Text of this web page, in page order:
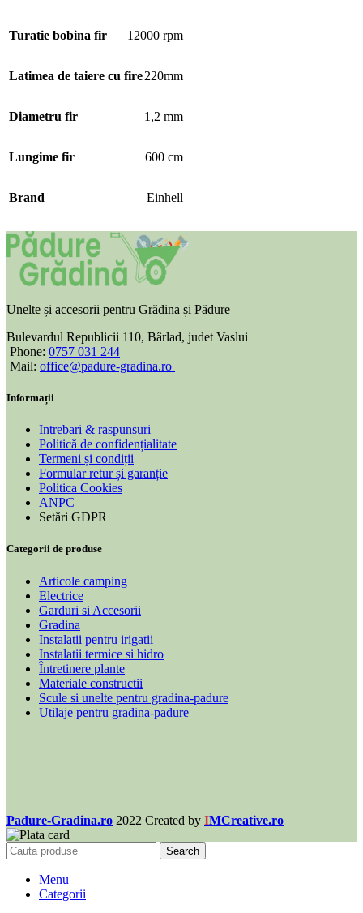
Turatie bobina fir 12000 rpm
Latimea de taiere cu fire220mm
Diametru fir 1,2 mm
Lungime fir 600 cm
Brand Einhell
Unelte și accesorii pentru Grădina și Pădure
Bulevardul Republicii 110, Bârlad, judet Vaslui
Phone: 0757 031 244
Mail: office@padure-gradina.ro
Informații
Intrebari & raspunsuri
Politică de confidențialitate
Termeni și condiții
Formular retur și garanție
Politica Cookies
ANPC
Setări GDPR
Categorii de produse
Articole camping
Electrice
Garduri si Accesorii
Gradina
Instalatii pentru irigatii
Instalatii termice si hidro
Întretinere plante
Materiale constructii
Scule si unelte pentru gradina-padure
Utilaje pentru gradina-padure
Padure-Gradina.ro 2022 Created by IMCreative.ro
Search
Menu
Categorii